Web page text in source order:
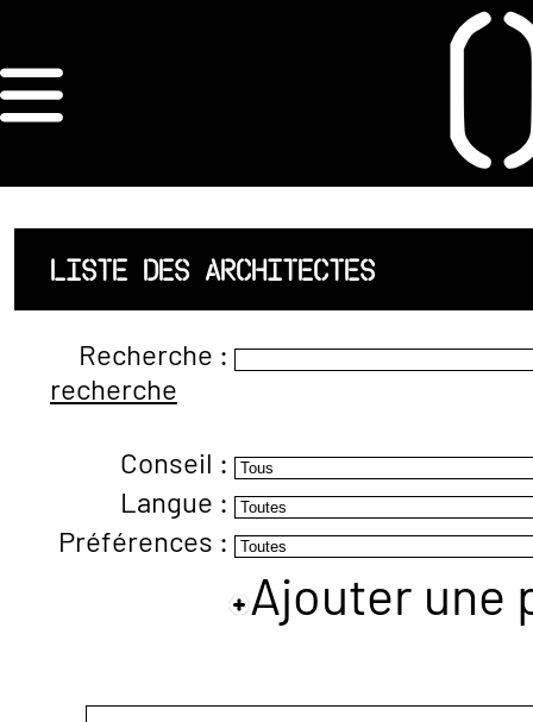
ORDRE DES
ARCHITECTES
ACCUEIL
LISTE DES
ARCHITECTES
JURISPRUDENCE
ANNEXE 4 CODT
LISTE DES ARCHITECTES
Recherche :
recherche
Conseil :
Langue :
Préférences :
Ajouter une